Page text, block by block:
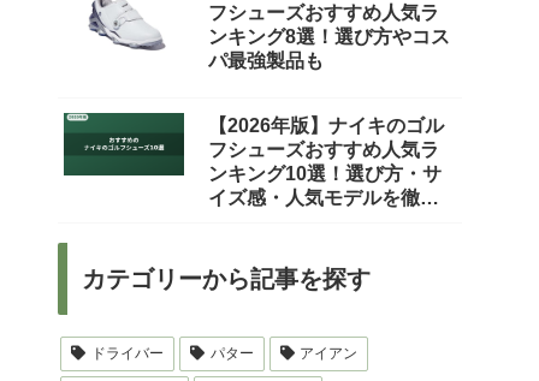
フシューズおすすめ人気ラ
ンキング8選！選び方やコス
パ最強製品も
【2026年版】ナイキのゴル
フシューズおすすめ人気ラ
ンキング10選！選び方・サ
イズ感・人気モデルを徹底
カテゴリーから記事を探す
ドライバー パター アイアン